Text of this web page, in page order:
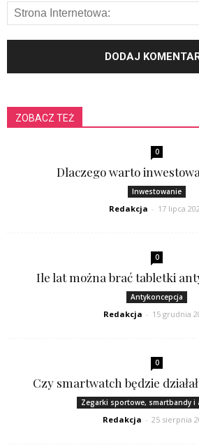
ZOBACZ TEŻ
0
Dlaczego warto
Inwestowanie
Redakcja - 17 lipca
0
Ile lat można brać tabletki
Antykoncepcja
Redakcja - 15 grudnia
0
Czy smartwatch będzie
Zegarki sportowe, smartbandy i
Redakcja - 25 sierpnia